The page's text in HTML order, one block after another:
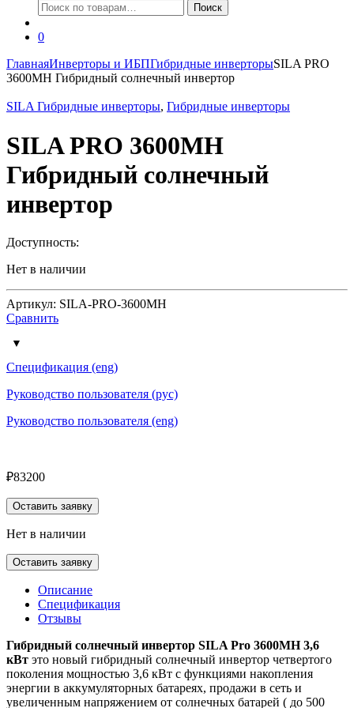
Искать:
Поиск
0
ГлавнаяИнверторы и ИБПГибридные инверторыSILA PRO
3600MH Гибридный солнечный инвертор
SILA Гибридные инверторы, Гибридные инверторы
SILA PRO 3600MH
Гибридный солнечный
инвертор
Доступность:
Нет в наличии
Артикул: SILA-PRO-3600MH
Сравнить
Спецификация (eng)
Руководство пользователя (рус)
Руководство пользователя (eng)
₽83200
Оставить заявку
Нет в наличии
Оставить заявку
Описание
Спецификация
Отзывы
Гибридный солнечный инвертор SILA Pro 3600MH 3,6
кВт это новый гибридный солнечный инвертор четвертого
поколения мощностью 3,6 кВт с функциями накопления
энергии в аккумуляторных батареях, продажи в сеть и
увеличенным напряжением от солнечных батарей ( до 500